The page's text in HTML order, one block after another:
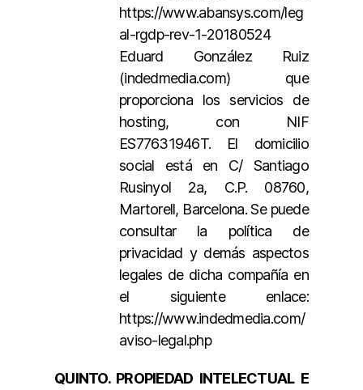
https://www.abansys.com/leg
al-rgdp-rev-1-20180524
Eduard González Ruiz
(indedmedia.com) que
proporciona los servicios de
hosting, con NIF
ES77631946T. El domicilio
social está en C/ Santiago
Rusinyol 2a, C.P. 08760,
Martorell, Barcelona. Se puede
consultar la política de
privacidad y demás aspectos
legales de dicha compañía en
el siguiente enlace:
https://www.indedmedia.com/
aviso-legal.php
QUINTO. PROPIEDAD INTELECTUAL E